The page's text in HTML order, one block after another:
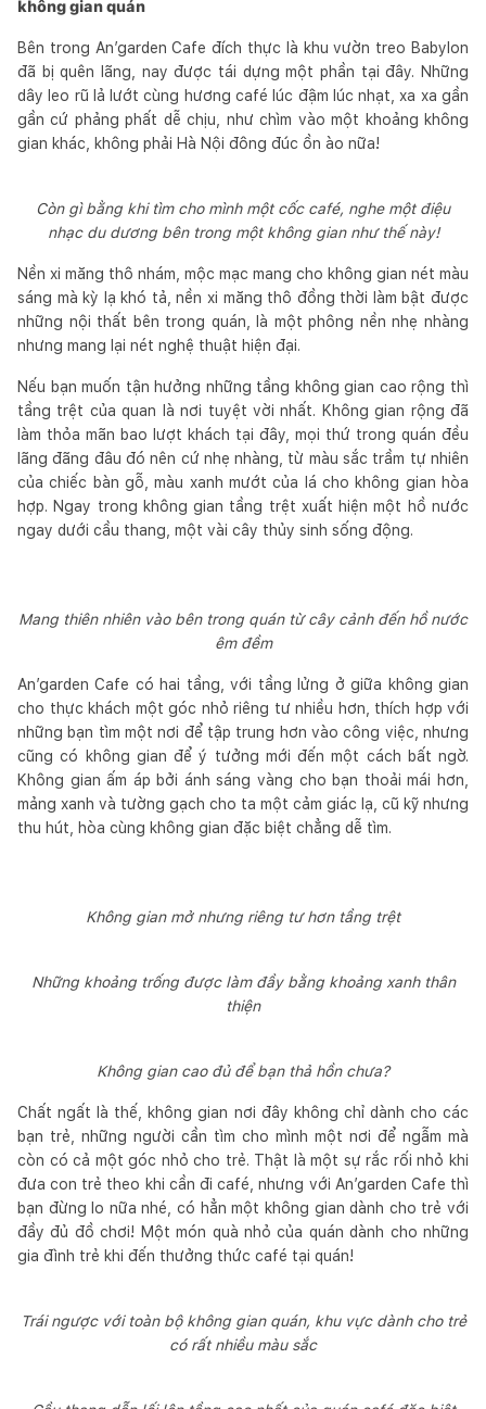
không gian quán
Bên trong An’garden Cafe đích thực là khu vườn treo Babylon
đã bị quên lãng, nay được tái dựng một phần tại đây. Những
dây leo rũ lả lướt cùng hương café lúc đậm lúc nhạt, xa xa gần
gần cứ phảng phất dễ chịu, như chìm vào một khoảng không
gian khác, không phải Hà Nội đông đúc ồn ào nữa!
Còn gì bằng khi tìm cho mình một cốc café, nghe một điệu
nhạc du dương bên trong một không gian như thế này!
Nền xi măng thô nhám, mộc mạc mang cho không gian nét màu
sáng mà kỳ lạ khó tả, nền xi măng thô đồng thời làm bật được
những nội thất bên trong quán, là một phông nền nhẹ nhàng
nhưng mang lại nét nghệ thuật hiện đại.
Nếu bạn muốn tận hưởng những tầng không gian cao rộng thì
tầng trệt của quan là nơi tuyệt vời nhất. Không gian rộng đã
làm thỏa mãn bao lượt khách tại đây, mọi thứ trong quán đều
lãng đãng đâu đó nên cứ nhẹ nhàng, từ màu sắc trầm tự nhiên
của chiếc bàn gỗ, màu xanh mướt của lá cho không gian hòa
hợp. Ngay trong không gian tầng trệt xuất hiện một hồ nước
ngay dưới cầu thang, một vài cây thủy sinh sống động.
Mang thiên nhiên vào bên trong quán từ cây cảnh đến hồ nước
êm đềm
An’garden Cafe có hai tầng, với tầng lửng ở giữa không gian
cho thực khách một góc nhỏ riêng tư nhiều hơn, thích hợp với
những bạn tìm một nơi để tập trung hơn vào công việc, nhưng
cũng có không gian để ý tưởng mới đến một cách bất ngờ.
Không gian ấm áp bởi ánh sáng vàng cho bạn thoải mái hơn,
mảng xanh và tường gạch cho ta một cảm giác lạ, cũ kỹ nhưng
thu hút, hòa cùng không gian đặc biệt chẳng dễ tìm.
Không gian mở nhưng riêng tư hơn tầng trệt
Những khoảng trống được làm đầy bằng khoảng xanh thân
thiện
Không gian cao đủ để bạn thả hồn chưa?
Chất ngất là thế, không gian nơi đây không chỉ dành cho các
bạn trẻ, những người cần tìm cho mình một nơi để ngẫm mà
còn có cả một góc nhỏ cho trẻ. Thật là một sự rắc rối nhỏ khi
đưa con trẻ theo khi cần đi café, nhưng với An’garden Cafe thì
bạn đừng lo nữa nhé, có hẳn một không gian dành cho trẻ với
đầy đủ đồ chơi! Một món quà nhỏ của quán dành cho những
gia đình trẻ khi đến thưởng thức café tại quán!
Trái ngược với toàn bộ không gian quán, khu vực dành cho trẻ
có rất nhiều màu sắc